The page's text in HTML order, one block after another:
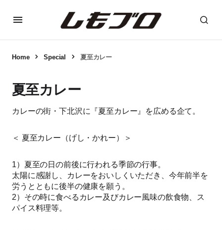
Home Special 夏至カレー
夏至カレー
カレーの街・下北沢に『夏至カレー』を広める企て。
＜ 夏至カレー（げし・かれー）＞
1）夏至の日の前後に行われる季節の行事。
太陽に感謝し、カレーをおいしくいただき、今年前半を
労うとともに後半の健康を願う。
2）その時に食べるカレー及びカレー風味の飲食物、ス
パイス料理等。